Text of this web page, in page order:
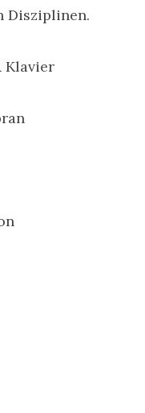
Disziplinen.
Klavier